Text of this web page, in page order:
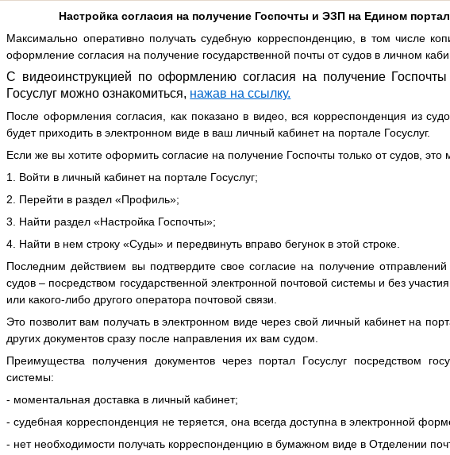
Настройка согласия на получение Госпочты и ЭЗП на Едином
Максимально оперативно получать судебную корреспонденцию, в том числе
оформление согласия на получение государственной почты от судов в личном
С видеоинструкцией по оформлению согласия на получение
Госуслуг можно ознакомиться, нажав на ссылку.
После оформления согласия, как показано в видео, вся корреспонденция из
будет приходить в электронном виде в ваш личный кабинет на портале Госуслуг.
Если же вы хотите оформить согласие на получение Госпочты только от судов,
1. Войти в личный кабинет на портале Госуслуг;
2. Перейти в раздел «Профиль»;
3. Найти раздел «Настройка Госпочты»;
4. Найти в нем строку «Суды» и передвинуть вправо бегунок в этой строке.
Последним действием вы подтвердите свое согласие на получение
судов – посредством государственной электронной почтовой системы и без
или какого-либо другого оператора почтовой связи.
Это позволит вам получать в электронном виде через свой личный кабинет на
других документов сразу после направления их вам судом.
Преимущества получения документов через портал Госуслуг посредством
системы:
- моментальная доставка в личный кабинет;
- судебная корреспонденция не теряется, она всегда доступна в электронной
- нет необходимости получать корреспонденцию в бумажном виде в Отделении